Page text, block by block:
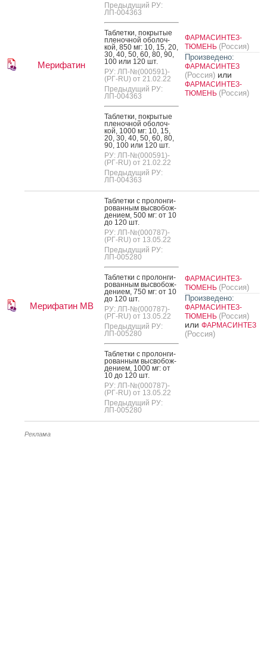
Мерифатин
Предыдущий РУ:
ЛП-004363
Таб­летки, пок­ры­тые
пле­ноч­ной обо­лоч­
кой, 850 мг: 10, 15, 20,
30, 40, 50, 60, 80, 90,
100 или 120 шт.
РУ: ЛП-№(000591)-
(РГ-RU) от 21.02.22
Предыдущий РУ:
ЛП-004363
Таб­летки, пок­ры­тые
пле­ноч­ной обо­лоч­
кой, 1000 мг: 10, 15,
20, 30, 40, 50, 60, 80,
90, 100 или 120 шт.
РУ: ЛП-№(000591)-
(РГ-RU) от 21.02.22
Предыдущий РУ:
ЛП-004363
ФАРМАСИНТЕЗ-
ТЮМЕНЬ (Россия)
Произведено:
ФАРМАСИНТЕЗ
(Россия) или
ФАРМАСИНТЕЗ-
ТЮМЕНЬ (Россия)
Мерифатин МВ
Таб­летки с про­лон­ги­
рован­ным выс­во­бож­
де­ни­ем, 500 мг: от 10
до 120 шт.
РУ: ЛП-№(000787)-
(РГ-RU) от 13.05.22
Предыдущий РУ:
ЛП-005280
Таб­летки с про­лон­ги­
рован­ным выс­во­бож­
де­ни­ем, 750 мг: от 10
до 120 шт.
РУ: ЛП-№(000787)-
(РГ-RU) от 13.05.22
Предыдущий РУ:
ЛП-005280
Таб­летки с про­лон­ги­
рован­ным выс­во­бож­
де­ни­ем, 1000 мг: от
10 до 120 шт.
РУ: ЛП-№(000787)-
(РГ-RU) от 13.05.22
Предыдущий РУ:
ЛП-005280
ФАРМАСИНТЕЗ-
ТЮМЕНЬ (Россия)
Произведено:
ФАРМАСИНТЕЗ-
ТЮМЕНЬ (Россия)
или ФАРМАСИНТЕЗ
(Россия)
Реклама